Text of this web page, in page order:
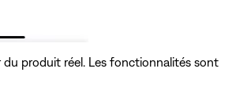
du produit réel. Les fonctionnalités sont